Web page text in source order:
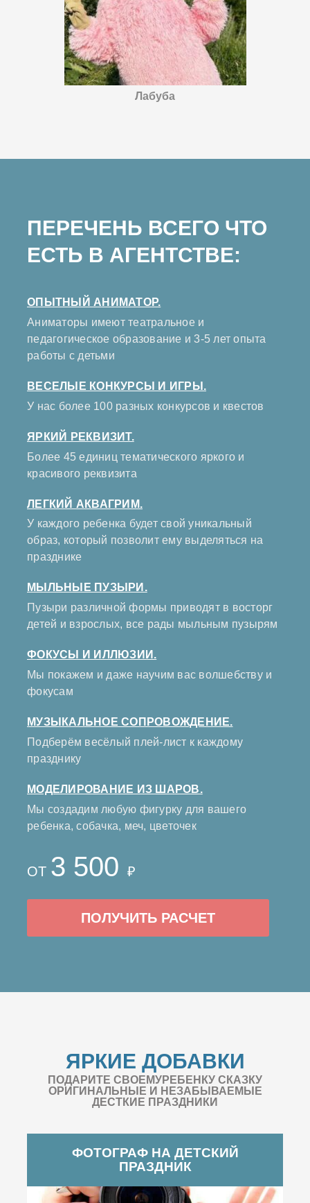
Лабуба
ПЕРЕЧЕНЬ ВСЕГО ЧТО
ЕСТЬ В АГЕНТСТВЕ:
ОПЫТНЫЙ АНИМАТОР.
Аниматоры имеют театральное и
педагогическое образование и 3-5 лет опыта
работы с детьми
ВЕСЕЛЫЕ КОНКУРСЫ И ИГРЫ.
У нас более 100 разных конкурсов и квестов
ЯРКИЙ РЕКВИЗИТ.
Более 45 единиц тематического яркого и
красивого реквизита
ЛЕГКИЙ АКВАГРИМ.
У каждого ребенка будет свой уникальный
образ, который позволит ему выделяться на
празднике
МЫЛЬНЫЕ ПУЗЫРИ.
Пузыри различной формы приводят в восторг
детей и взрослых, все рады мыльным пузырям
ФОКУСЫ И ИЛЛЮЗИИ.
Мы покажем и даже научим вас волшебству и
фокусам
МУЗЫКАЛЬНОЕ СОПРОВОЖДЕНИЕ.
Подберём весёлый плей-лист к каждому
празднику
МОДЕЛИРОВАНИЕ ИЗ ШАРОВ.
Мы создадим любую фигурку для вашего
ребенка, собачка, меч, цветочек
ОТ 3 500 ₽
ПОЛУЧИТЬ РАСЧЕТ
ЯРКИЕ ДОБАВКИ
ПОДАРИТЕ СВОЕМУРЕБЕНКУ СКАЗКУ
ОРИГИНАЛЬНЫЕ И НЕЗАБЫВАЕМЫЕ
ДЕСТКИЕ ПРАЗДНИКИ
ФОТОГРАФ НА ДЕТСКИЙ
ПРАЗДНИК